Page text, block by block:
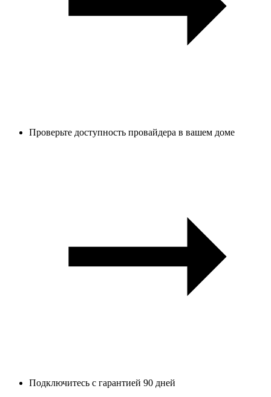
Проверьте доступность провайдера в вашем доме
Подключитесь с гарантией 90 дней